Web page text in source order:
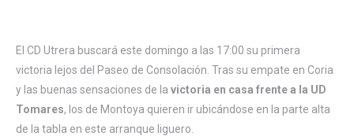
El CD Utrera buscará este domingo a las 17:00 su primera
victoria lejos del Paseo de Consolación. Tras su empate en Coria
y las buenas sensaciones de la victoria en casa frente a la UD
Tomares, los de Montoya quieren ir ubicándose en la parte alta
de la tabla en este arranque liguero.